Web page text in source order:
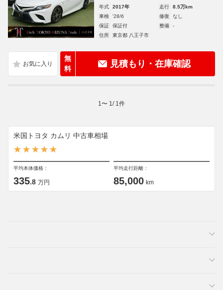
年式 2017年 走行
8.5万km
車検
'28/6 修復
なし
保証
保証付 整備
-
住所
東京都 八王子市
無
料
見積もり・在庫確認
1 〜 1 / 1 件
米国トヨタ カムリ 中古車相場
平均本体価格：
335.8 万円
平均走行距離：
85,000 km